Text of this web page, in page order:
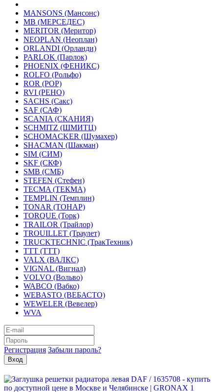
MANSONS (Мансонс)
MB (МЕРСЕДЕС)
MERITOR (Меритор)
NEOPLAN (Неоплан)
ORLANDI (Орланди)
PARLOK (Парлок)
PHOENIX (ФЕНИКС)
ROLFO (Рольфо)
ROR (РОР)
RVI (РЕНО)
SACHS (Сакс)
SAF (САФ)
SCANIA (СКАНИЯ)
SCHMITZ (ШМИТЦ)
SCHOMACKER (Шумахер)
SHACMAN (Шакман)
SIM (СИМ)
SKF (СКФ)
SMB (СМБ)
STEFEN (Стефен)
TECMA (ТЕКМА)
TEMPLIN (Темплин)
TONAR (ТОНАР)
TORQUE (Торк)
TRAILOR (Трайлор)
TROUILLET (Траулет)
TRUCKTECHNIC (ТракТехник)
TTT (ТТТ)
VALX (ВАЛКС)
VIGNAL (Вигнал)
VOLVO (Вольво)
WABCO (Вабко)
WEBASTO (ВЕБАСТО)
WEWELER (Вевелер)
WVA
Регистрация Забыли пароль?